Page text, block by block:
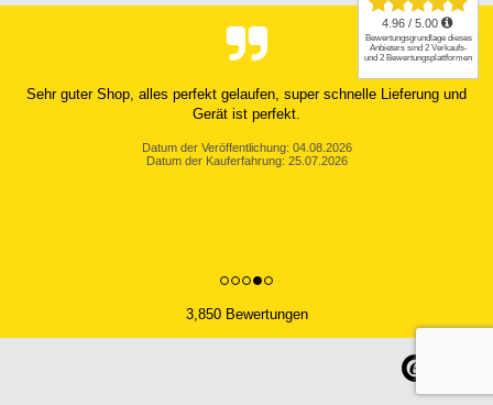
Sehr guter Shop, alles perfekt gelaufen, super schnelle Lieferung und
Gerät ist perfekt.
Datum der Veröffentlichung: 04.08.2026
Datum der Kauferfahrung: 25.07.2026
3,850 Bewertungen